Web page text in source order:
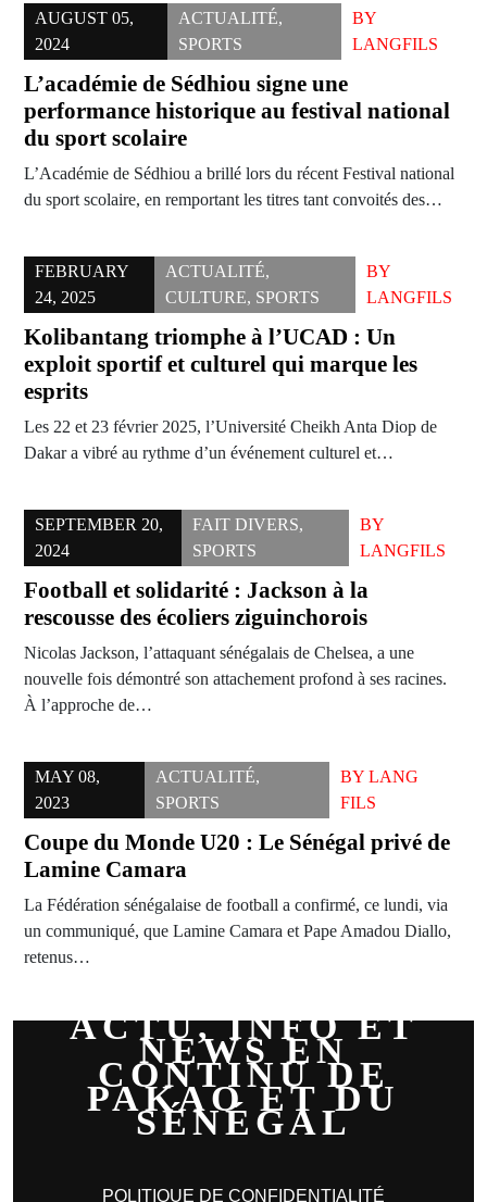
AUGUST 05,
2024
ACTUALITÉ,
SPORTS
BY
LANGFILS
L’académie de Sédhiou signe une
performance historique au festival national
du sport scolaire
L’Académie de Sédhiou a brillé lors du récent Festival national
du sport scolaire, en remportant les titres tant convoités des…
FEBRUARY
24, 2025
ACTUALITÉ,
CULTURE, SPORTS
BY
LANGFILS
Kolibantang triomphe à l’UCAD : Un
exploit sportif et culturel qui marque les
esprits
Les 22 et 23 février 2025, l’Université Cheikh Anta Diop de
Dakar a vibré au rythme d’un événement culturel et…
SEPTEMBER 20,
2024
FAIT DIVERS,
SPORTS
BY
LANGFILS
Football et solidarité : Jackson à la
rescousse des écoliers ziguinchorois
Nicolas Jackson, l’attaquant sénégalais de Chelsea, a une
nouvelle fois démontré son attachement profond à ses racines.
À l’approche de…
MAY 08,
2023
ACTUALITÉ,
SPORTS
BY LANG
FILS
Coupe du Monde U20 : Le Sénégal privé de
Lamine Camara
La Fédération sénégalaise de football a confirmé, ce lundi, via
un communiqué, que Lamine Camara et Pape Amadou Diallo,
retenus…
ACTU, INFO ET
NEWS EN
CONTINU DE
PAKAO ET DU
SÉNÉGAL
POLITIQUE DE CONFIDENTIALITÉ